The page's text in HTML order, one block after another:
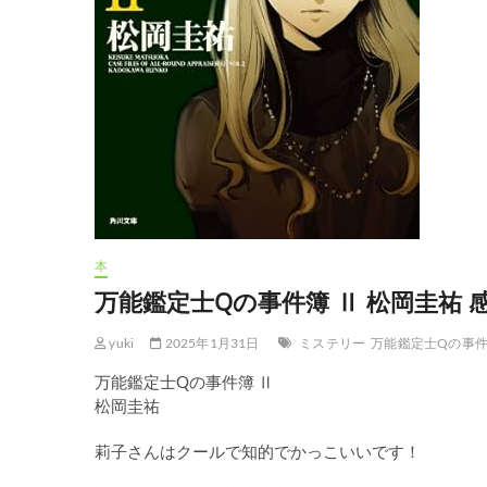
本
万能鑑定士Qの事件簿 Ⅱ 松岡圭祐
yuki 2025年1月31日 ミステリー 万能鑑定士Qの事
万能鑑定士Qの事件簿 Ⅱ
松岡圭祐
莉子さんはクールで知的でかっこいいです！